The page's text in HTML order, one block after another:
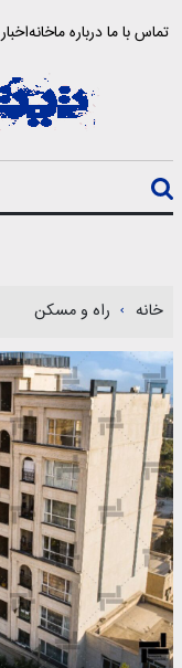
تماس با مادرباره ماخانهاخبار
خانه راه و مسکن